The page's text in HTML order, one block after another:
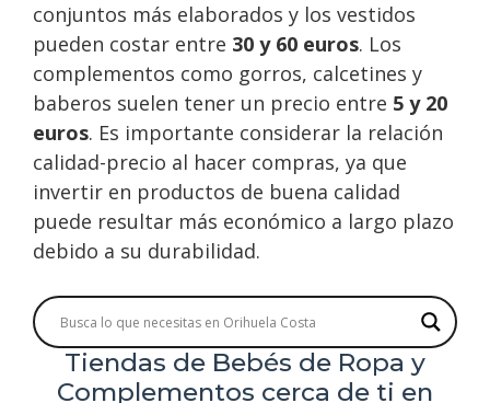
conjuntos más elaborados y los vestidos
pueden costar entre 30 y 60 euros. Los
complementos como gorros, calcetines y
baberos suelen tener un precio entre 5 y 20
euros. Es importante considerar la relación
calidad-precio al hacer compras, ya que
invertir en productos de buena calidad
puede resultar más económico a largo plazo
debido a su durabilidad.
Tiendas de Bebés de Ropa y
Complementos cerca de ti en